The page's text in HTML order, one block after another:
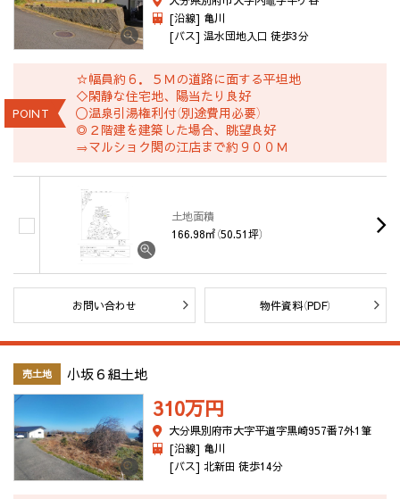
[沿線] 亀川
[バス] 温水団地入口 徒歩3分
POINT
☆幅員約６．５Ｍの道路に面する平坦地
◇閑静な住宅地、陽当たり良好
〇温泉引湯権利付（別途費用必要）
◎２階建を建築した場合、眺望良好
⇒マルショク関の江店まで約９００Ｍ
土地面積
166.98㎡（50.51坪）
お問い合わせ 物件資料（PDF）
売土地 小坂６組土地
310万円
大分県別府市大字平道字黒崎957番7外1筆
[沿線] 亀川
[バス] 北新田 徒歩14分